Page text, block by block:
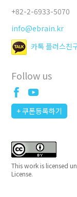
+82-2-6933-5070
info@ebrain.kr
카톡 플러스친
Follow us
+ 쿠폰등록하기
This work is licensed
License.